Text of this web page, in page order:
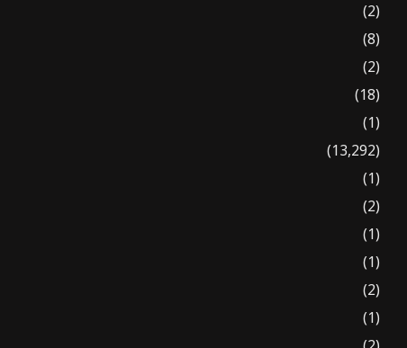
(2)
(8)
(2)
(18)
(1)
(13,292)
(1)
(2)
(1)
(1)
(2)
(1)